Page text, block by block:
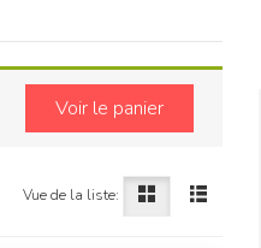
Voir le panier
Vue de la liste: